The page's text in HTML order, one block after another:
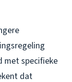
met specifieke
dat